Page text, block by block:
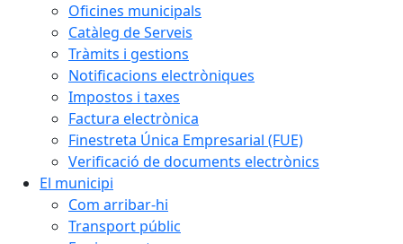
Oficines municipals
Catàleg de Serveis
Tràmits i gestions
Notificacions electròniques
Impostos i taxes
Factura electrònica
Finestreta Única Empresarial (FUE)
Verificació de documents electrònics
El municipi
Com arribar-hi
Transport públic